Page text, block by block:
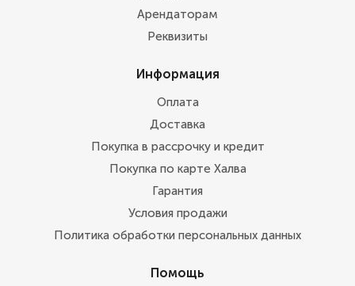
Арендаторам
Реквизиты
Информация
Оплата
Доставка
Покупка в рассрочку и кредит
Покупка по карте Халва
Гарантия
Условия продажи
Политика обработки персональных данных
Помощь